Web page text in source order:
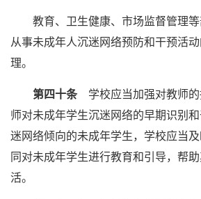
教育、卫生健康、市场监督管理
从事未成年人沉迷网络预防和干预活
理。
第四十条学校应当加强对教师的
师对未成年学生沉迷网络的早期识别
迷网络倾向的未成年学生，学校应当
同对未成年学生进行教育和引导，帮
活。